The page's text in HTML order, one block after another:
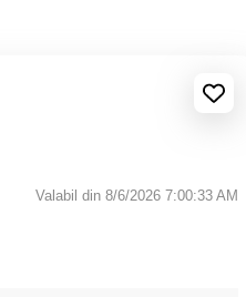
Valabil din 8/6/2026 7:00:33 AM